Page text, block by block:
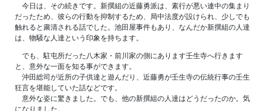
今日は、その続きです。新撰組の近藤勇派は、素行が悪い連中の集まり
だったため、彼らの行動を抑制するため、局中法度が設けられ、少しでも
触れると粛清される話でした。池田屋事件もあり、なんだか新撰組の人達
は、物騒な人達という印象を持ちます。
でも、駐屯所だった八木家・前川家の側にあります壬生寺へ行きます
と、意外な一面を知る事ができます。
沖田総司が近所の子供達と遊んだり、近藤勇が壬生寺の伝統行事の壬生
狂言を堪能していた話などです。
意外な姿に驚きました。でも、他の新撰組の人達はどうだったのか。気
になりました。